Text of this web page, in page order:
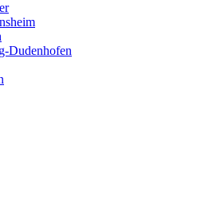
Dudenhofen